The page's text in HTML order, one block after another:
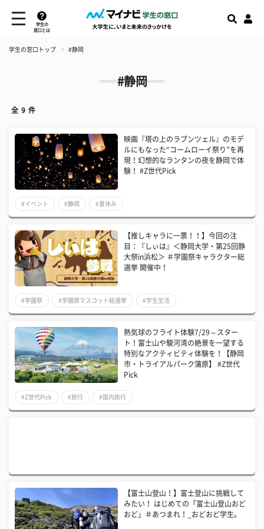
学生の
窓口とは
学生の窓口トップ #静岡
#静岡
全 9 件
映画『塔の上のラプンツェル』のモデ
ルにもなった“コームローイ祭り”を再
現！幻想的なランタンの夜を静岡で体
験！ #Z世代Pick
#イベント #静岡 #夏休み
【推しキャラに一票！！】今回の注
目：『しぃは』＜静岡大学・第25回静
大祭in浜松＞ ＃学園祭キャラクター総
選挙 開催中！
#学園祭 #学園祭マスコット総選挙 #学生生活
熱気球のフライト体験7/29～スター
ト！富士山や駿河湾の絶景を一望する
特別なアクティビティ体験を！【静岡
市・トライアルパーク蒲原】 #Z世代
Pick
#Z世代Pick #旅行 #国内旅行
【富士山登山！】富士登山に挑戦して
みたい！ はじめての「富士山登山おど
おど」＃あつまれ！_おどおど学生。